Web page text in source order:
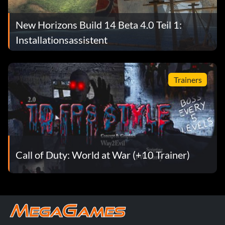
ERFAHRUNGSTEILEN wählst, erhalten alle deine Offiziere
ebenfalls Erfahrungspunkte.
Weglauf-Tipp
Wenn du auf eine Gruppe von Bösewichten triffst, von
denen du glaubst, dass du sie nicht besiegen kannst, dann
laufe weg und gehe über den letzten Punkt hinaus, an dem
das Spiel geladen wird, und sie werden dir nicht folgen.
Reputation erhöhen
Oben auf dieser Seite sehen Sie einen Cheat, mit dem Sie
eine Kirche und sprechen Sie mit dem Priester. Wenn Sie
New Horizons Build 14 Beta 4.0 Teil 1:
Installationsassistent
Trainers
Call of Duty: World at War (+10 Trainer)